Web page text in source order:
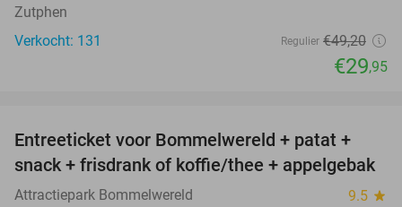
Zutphen
Verkocht: 131
Regulier €49,20
€29,95
23%
Entreeticket voor Bommelwereld + patat +
snack + frisdrank of koffie/thee + appelgebak
Attractiepark Bommelwereld 9.5 star